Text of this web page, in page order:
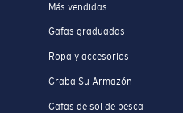
Más vendidas
Gafas graduadas
Ropa y accesorios
Graba Su Armazón
Gafas de sol de pesca